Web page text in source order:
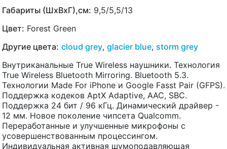
Габариты (ШхВхГ),см: 9,5/5,5/13
Цвет: Forest Green
Другие цвета: cloud grey, glacier blue, storm grey
Внутриканальные True Wireless наушники. Технология
True Wireless Bluetooth Mirroring. Bluetooth 5.3.
Технологии Made For iPhone и Google Fasst Pair (GFPS).
Поддержка кодеков AptX Adaptive, AAC, SBC.
Поддержка 24 бит / 96 кГц. Динамический драйвер -
12 мм. Новое поколение чипсета Qualcomm.
Переработанные и улучшенные микрофоны с
усовершенствованным процессингом.
Индивидуальная активная шумоподавляющая